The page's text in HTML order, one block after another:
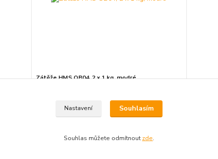
Zátěže HMS OB04, 2 x 1 kg, modré
Přidat do košíku
Nastavení Souhlasím
Souhlas můžete odmítnout zde.